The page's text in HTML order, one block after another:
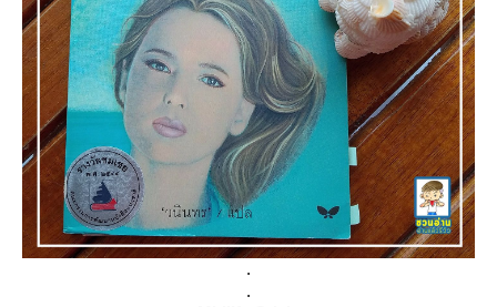
.
.